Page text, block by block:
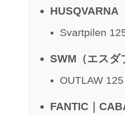
HUSQVARNA
Svartpilen
SWM（エスダ
OUTLAW
FANTIC｜